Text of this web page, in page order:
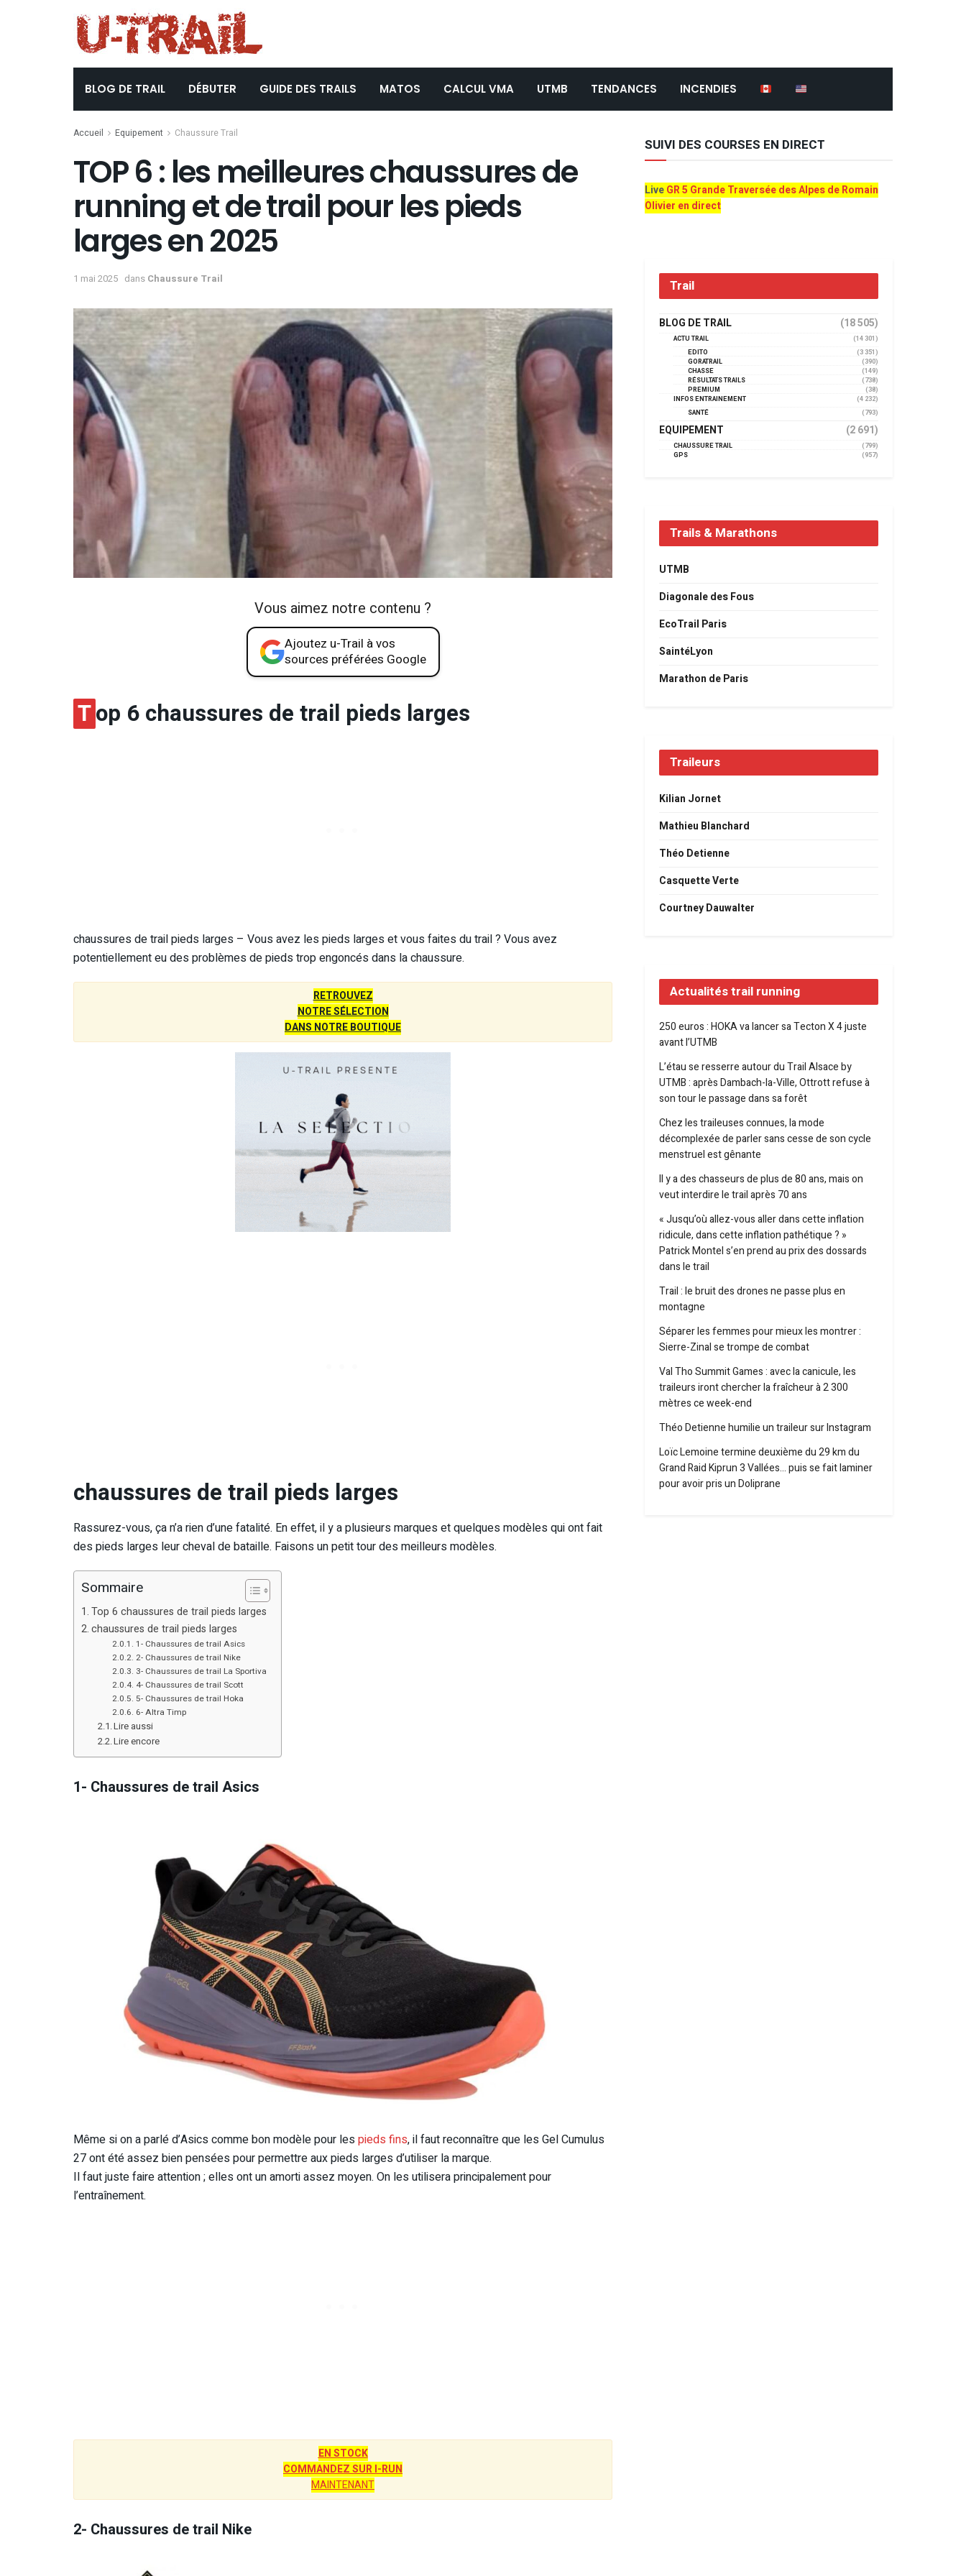
BLOG DE TRAIL DÉBUTER GUIDE DES TRAILS MATOS CALCUL VMA UTMB TENDANCES INCENDIES
Accueil Equipement Chaussure Trail
TOP 6 : les meilleures chaussures de
running et de trail pour les pieds
larges en 2025
1 mai 2025 dans Chaussure Trail
Vous aimez notre contenu ?
Ajoutez u-Trail à vos
sources préférées Google
Top 6 chaussures de trail pieds larges
chaussures de trail pieds larges – Vous avez les pieds larges et vous faites du trail ? Vous avez
potentiellement eu des problèmes de pieds trop engoncés dans la chaussure.
RETROUVEZ
NOTRE SÉLECTION
DANS NOTRE BOUTIQUE
chaussures de trail pieds larges
Rassurez-vous, ça n’a rien d’une fatalité. En effet, il y a plusieurs marques et quelques modèles qui ont fait
des pieds larges leur cheval de bataille. Faisons un petit tour des meilleurs modèles.
Sommaire
Top 6 chaussures de trail pieds larges
chaussures de trail pieds larges
1- Chaussures de trail Asics
2- Chaussures de trail Nike
3- Chaussures de trail La Sportiva
4- Chaussures de trail Scott
5- Chaussures de trail Hoka
6- Altra Timp
Lire aussi
Lire encore
1- Chaussures de trail Asics
Même si on a parlé d’Asics comme bon modèle pour lespieds fins, il faut reconnaître que les Gel Cumulus
27 ont été assez bien pensées pour permettre aux pieds larges d’utiliser la marque.
Il faut juste faire attention ; elles ont un amorti assez moyen. On les utilisera principalement pour
l’entraînement.
EN STOCK
COMMANDEZ SUR I-RUN
MAINTENANT
2- Chaussures de trail Nike
SUIVI DES COURSES EN DIRECT
LiveGR 5 Grande Traversée des Alpes de Romain
Olivier en direct
Trail
BLOG DE TRAIL (18 505)
ACTU TRAIL
(14 301)
EDITO
(3 351)
GORATRAIL
(390)
CHASSE
(149)
RÉSULTATS TRAILS
(738)
PREMIUM
(38)
INFOS ENTRAINEMENT
(4 232)
SANTÉ
(793)
EQUIPEMENT (2 691)
CHAUSSURE TRAIL
(799)
GPS
(957)
Trails & Marathons
UTMB
Diagonale des Fous
EcoTrail Paris
SaintéLyon
Marathon de Paris
Traileurs
Kilian Jornet
Mathieu Blanchard
Théo Detienne
Casquette Verte
Courtney Dauwalter
Actualités trail running
250 euros : HOKA va lancer sa Tecton X 4 juste
avant l’UTMB
L’étau se resserre autour du Trail Alsace by
UTMB : après Dambach-la-Ville, Ottrott refuse à
son tour le passage dans sa forêt
Chez les traileuses connues, la mode
décomplexée de parler sans cesse de son cycle
menstruel est gênante
Il y a des chasseurs de plus de 80 ans, mais on
veut interdire le trail après 70 ans
« Jusqu’où allez-vous aller dans cette inflation
ridicule, dans cette inflation pathétique ? »
Patrick Montel s’en prend au prix des dossards
dans le trail
Trail : le bruit des drones ne passe plus en
montagne
Séparer les femmes pour mieux les montrer :
Sierre-Zinal se trompe de combat
Val Tho Summit Games : avec la canicule, les
traileurs iront chercher la fraîcheur à 2 300
mètres ce week-end
Théo Detienne humilie un traileur sur Instagram
Loïc Lemoine termine deuxième du 29 km du
Grand Raid Kiprun 3 Vallées… puis se fait laminer
pour avoir pris un Doliprane